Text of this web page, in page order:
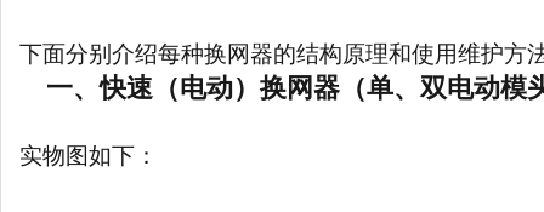
下面分别介绍每种换网器的结构原理和使用维护方
一、快速（电动）换网器（单、双电动模
实物图如下：